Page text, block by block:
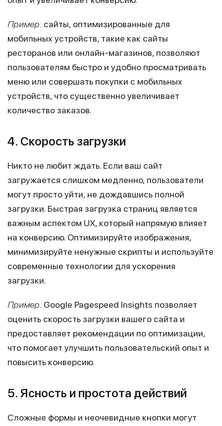
Пример: сайты, оптимизированные для
мобильных устройств, такие как сайты
ресторанов или онлайн-магазинов, позволяют
пользователям быстро и удобно просматривать
меню или совершать покупки с мобильных
устройств, что существенно увеличивает
количество заказов.
4. Скорость загрузки
Никто не любит ждать. Если ваш сайт
загружается слишком медленно, пользователи
могут просто уйти, не дождавшись полной
загрузки. Быстрая загрузка страниц является
важным аспектом UX, который напрямую влияет
на конверсию. Оптимизируйте изображения,
минимизируйте ненужные скрипты и используйте
современные технологии для ускорения
загрузки.
Пример: Google Pagespeed Insights позволяет
оценить скорость загрузки вашего сайта и
предоставляет рекомендации по оптимизации,
что помогает улучшить пользовательский опыт и
повысить конверсию.
5. Ясность и простота действий
Сложные формы и неочевидные кнопки могут